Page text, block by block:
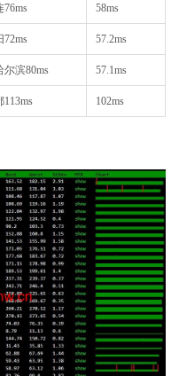
76ms 58ms
72ms 57.2ms
尔滨80ms 57.1ms
113ms 102ms